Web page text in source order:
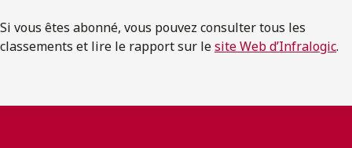
Si vous êtes abonné, vous pouvez consulter tous les
classements et lire le rapport sur lesite Web d’Infralogic.